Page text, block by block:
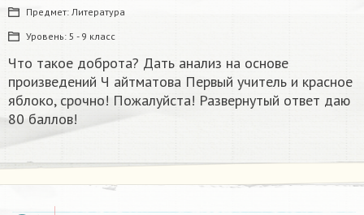
Предмет: Литература
Уровень: 5 - 9 класс
Что такое доброта? Дать анализ на основе
произведений Ч айтматова Первый учитель и красное
яблоко, срочно! Пожалуйста! Развернутый ответ даю
80 баллов!